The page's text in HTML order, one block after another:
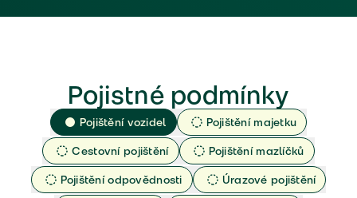
Pojistné podmínky
Pojištění vozidel
Pojištění majetku
Cestovní pojištění
Pojištění mazlíčků
Pojištění odpovědnosti
Úrazové pojištění